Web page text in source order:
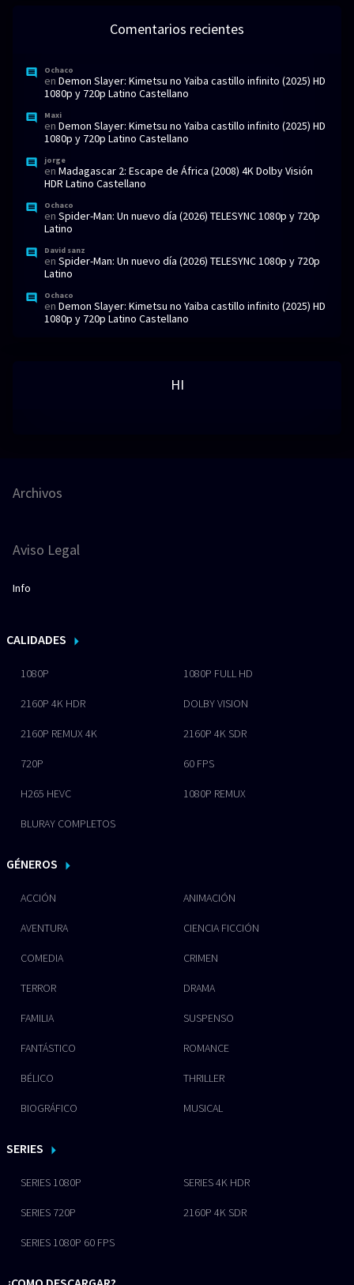
Comentarios recientes
Ochaco
en Demon Slayer: Kimetsu no Yaiba castillo infinito (2025) HD
1080p y 720p Latino Castellano
Maxi
en Demon Slayer: Kimetsu no Yaiba castillo infinito (2025) HD
1080p y 720p Latino Castellano
jorge
en Madagascar 2: Escape de África (2008) 4K Dolby Visión
HDR Latino Castellano
Ochaco
en Spider-Man: Un nuevo día (2026) TELESYNC 1080p y 720p
Latino
David sanz
en Spider-Man: Un nuevo día (2026) TELESYNC 1080p y 720p
Latino
Ochaco
en Demon Slayer: Kimetsu no Yaiba castillo infinito (2025) HD
1080p y 720p Latino Castellano
HI
Archivos
Aviso Legal
Info
CALIDADES
1080P 1080P FULL HD
2160P 4K HDR DOLBY VISION
2160P REMUX 4K 2160P 4K SDR
720P 60 FPS
H265 HEVC 1080P REMUX
BLURAY COMPLETOS
GÉNEROS
ACCIÓN ANIMACIÓN
AVENTURA CIENCIA FICCIÓN
COMEDIA CRIMEN
TERROR DRAMA
FAMILIA SUSPENSO
FANTÁSTICO ROMANCE
BÉLICO THRILLER
BIOGRÁFICO MUSICAL
SERIES
SERIES 1080P SERIES 4K HDR
SERIES 720P 2160P 4K SDR
SERIES 1080P 60 FPS